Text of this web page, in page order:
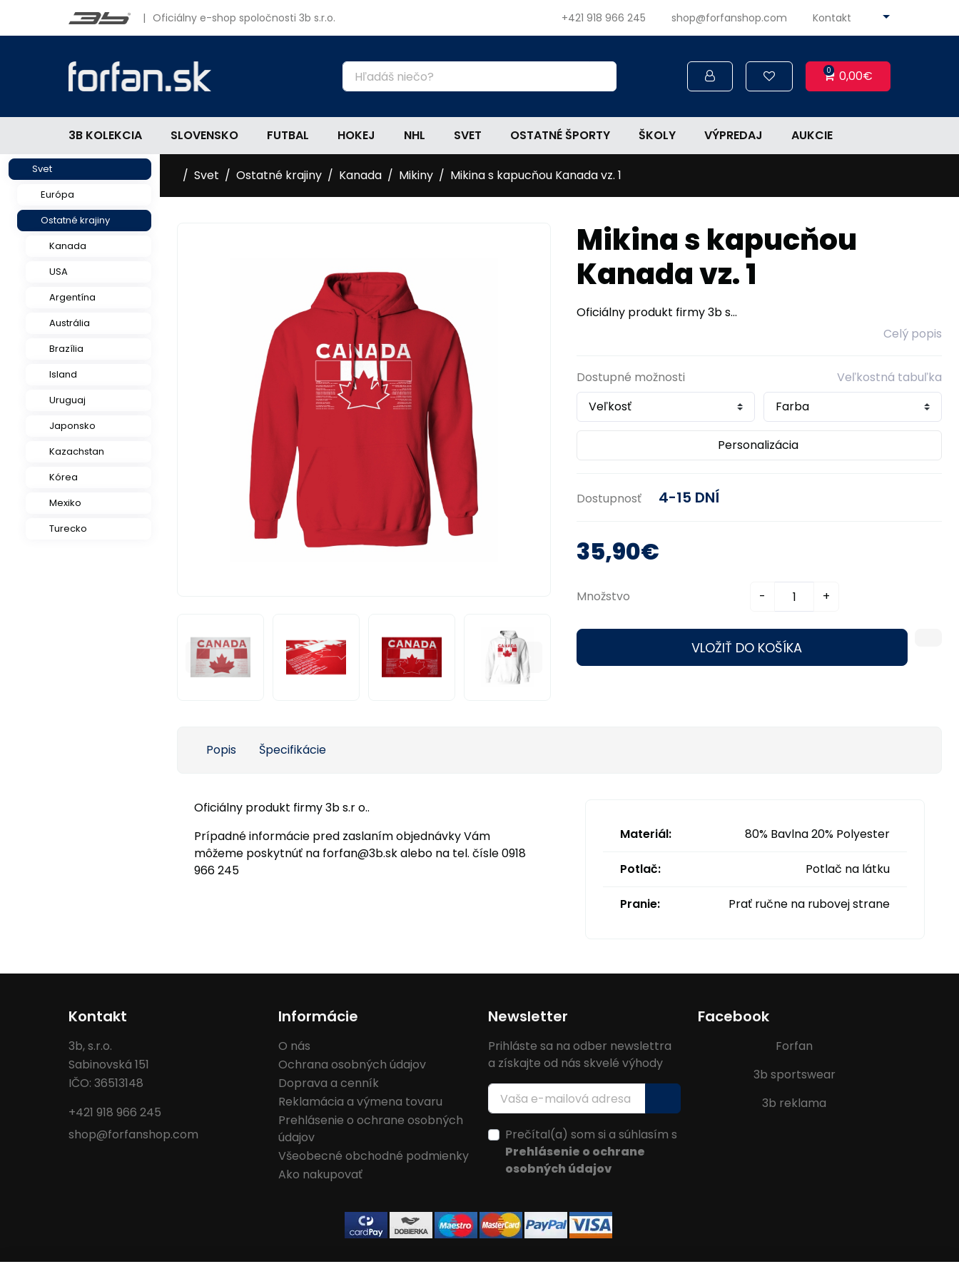
| Oficiálny e-shop spoločnosti 3b s.r.o. +421 918 966 245 shop@forfanshop.com Kontakt
0 0,00€
3B KOLEKCIA SLOVENSKO FUTBAL HOKEJ NHL SVET OSTATNÉ ŠPORTY ŠKOLY VÝPREDAJ AUKCIE
Svet
Európa
Ostatné krajiny
Kanada
USA
Argentína
Austrália
Brazília
Island
Uruguaj
Japonsko
Kazachstan
Kórea
Mexiko
Turecko
Svet Ostatné krajiny Kanada Mikiny Mikina s kapucňou Kanada vz. 1
Mikina s kapucňou
Kanada vz. 1
Oficiálny produkt firmy 3b s...
Celý popis
Dostupné možnosti Veľkostná tabuľka
Personalizácia
Dostupnosť 4-15 DNÍ
35,90€
Množstvo - +
VLOŽIŤ DO KOŠÍKA
Popis Špecifikácie
Oficiálny produkt firmy 3b s.r o..
Prípadné informácie pred zaslaním objednávky Vám
môžeme poskytnúť na forfan@3b.sk alebo na tel. čísle 0918
966 245
Materiál: 80% Bavlna 20% Polyester
Potlač: Potlač na látku
Pranie: Prať ručne na rubovej strane
Kontakt
3b, s.r.o.
Sabinovská 151
IČO: 36513148
+421 918 966 245
shop@forfanshop.com
Informácie
O nás
Ochrana osobných údajov
Doprava a cenník
Reklamácia a výmena tovaru
Prehlásenie o ochrane osobných
údajov
Všeobecné obchodné podmienky
Ako nakupovať
Newsletter
Prihláste sa na odber newslettra
a získajte od nás skvelé výhody
Prečítal(a) som si a súhlasím s
Prehlásenie o ochrane
osobných údajov
Facebook
Forfan
3b sportswear
3b reklama